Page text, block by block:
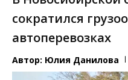
сократился
автоперевозках
Автор: Юлия Данилова